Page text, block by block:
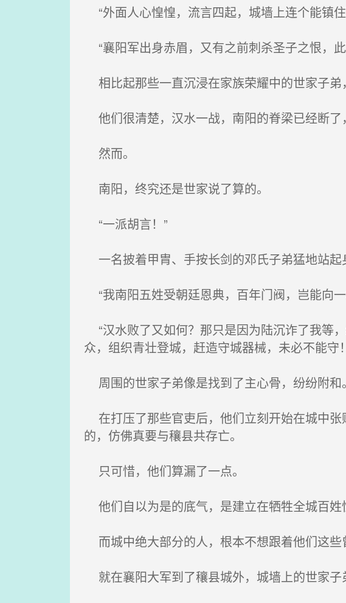
“外面人心惶惶，流言四起，城墙上连个能镇
“襄阳军出身赤眉，又有之前刺杀圣子之恨，
相比起那些一直沉浸在家族荣耀中的世家子弟
他们很清楚，汉水一战，南阳的脊梁已经断了
然而。
南阳，终究还是世家说了算的。
“一派胡言！”
一名披着甲胄、手按长剑的邓氏子弟猛地站起
“我南阳五姓受朝廷恩典，百年门阀，岂能向
“汉水败了又如何？那只是因为陆沉诈了我等
众，组织青壮登城，赶造守城器械，未必不能守
周围的世家子弟像是找到了主心骨，纷纷附和。
在打压了那些官吏后，他们立刻开始在城中
的，仿佛真要与穰县共存亡。
只可惜，他们算漏了一点。
他们自以为是的底气，是建立在牺牲全城百姓
而城中绝大部分的人，根本不想跟着他们这些
就在襄阳大军到了穰县城外，城墙上的世家子